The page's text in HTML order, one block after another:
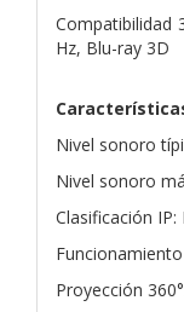
Compatibilidad
Hz, Blu-ray 3D
Nivel sonoro
Nivel sonoro
Clasificación IP:
Proyección